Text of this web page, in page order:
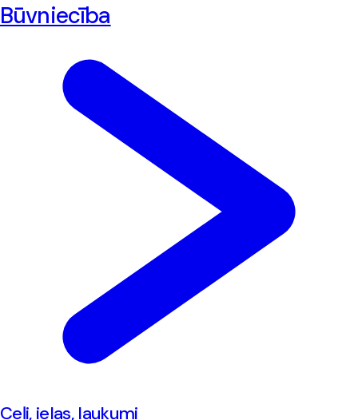
Būvniecība
Ceļi, ielas, laukumi